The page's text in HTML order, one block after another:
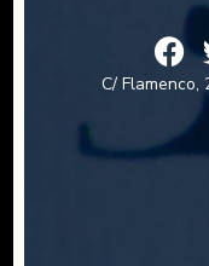
C/ Flamenco,